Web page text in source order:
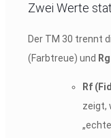
Zwei Werte
Der TM 30 trennt
(Farbtreue) und Rg
Rf
zeigt,